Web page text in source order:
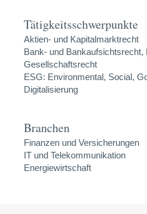
Tätigkeitsschwerpunkte
Aktien- und Kapitalmarktrecht
Bank- und Bankaufsichtsrecht,
Gesellschaftsrecht
ESG: Environmental, Social,
Digitalisierung
Branchen
Finanzen und Versicherungen
IT und Telekommunikation
Energiewirtschaft